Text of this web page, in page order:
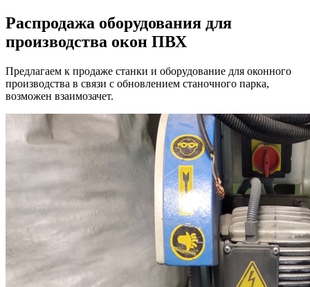
Распродажа оборудования для
производства окон ПВХ
Предлагаем к продаже станки и оборудование для оконного
производства в связи с обновлением станочного парка,
возможен взаимозачет.